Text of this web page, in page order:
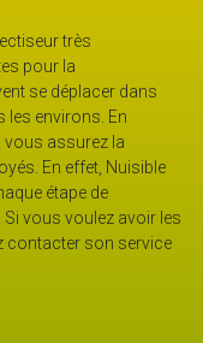
très
pour la
se déplacer dans
les environs. En
vous assurez la
En effet, Nuisible
étape de
Si vous voulez avoir les
contacter son service